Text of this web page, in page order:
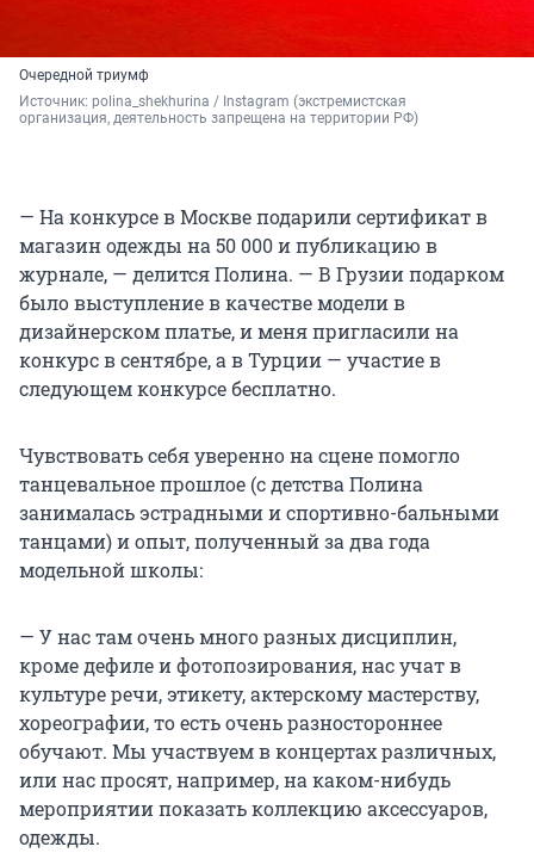
Очередной триумф
Источник: polina_shekhurina / Instagram (экстремистская
организация, деятельность запрещена на территории РФ)
— На конкурсе в Москве подарили сертификат в
магазин одежды на 50 000 и публикацию в
журнале, — делится Полина. — В Грузии подарком
было выступление в качестве модели в
дизайнерском платье, и меня пригласили на
конкурс в сентябре, а в Турции — участие в
следующем конкурсе бесплатно.
Чувствовать себя уверенно на сцене помогло
танцевальное прошлое (с детства Полина
занималась эстрадными и спортивно-бальными
танцами) и опыт, полученный за два года
модельной школы:
— У нас там очень много разных дисциплин,
кроме дефиле и фотопозирования, нас учат в
культуре речи, этикету, актерскому мастерству,
хореографии, то есть очень разностороннее
обучают. Мы участвуем в концертах различных,
или нас просят, например, на каком-нибудь
мероприятии показать коллекцию аксессуаров,
одежды.